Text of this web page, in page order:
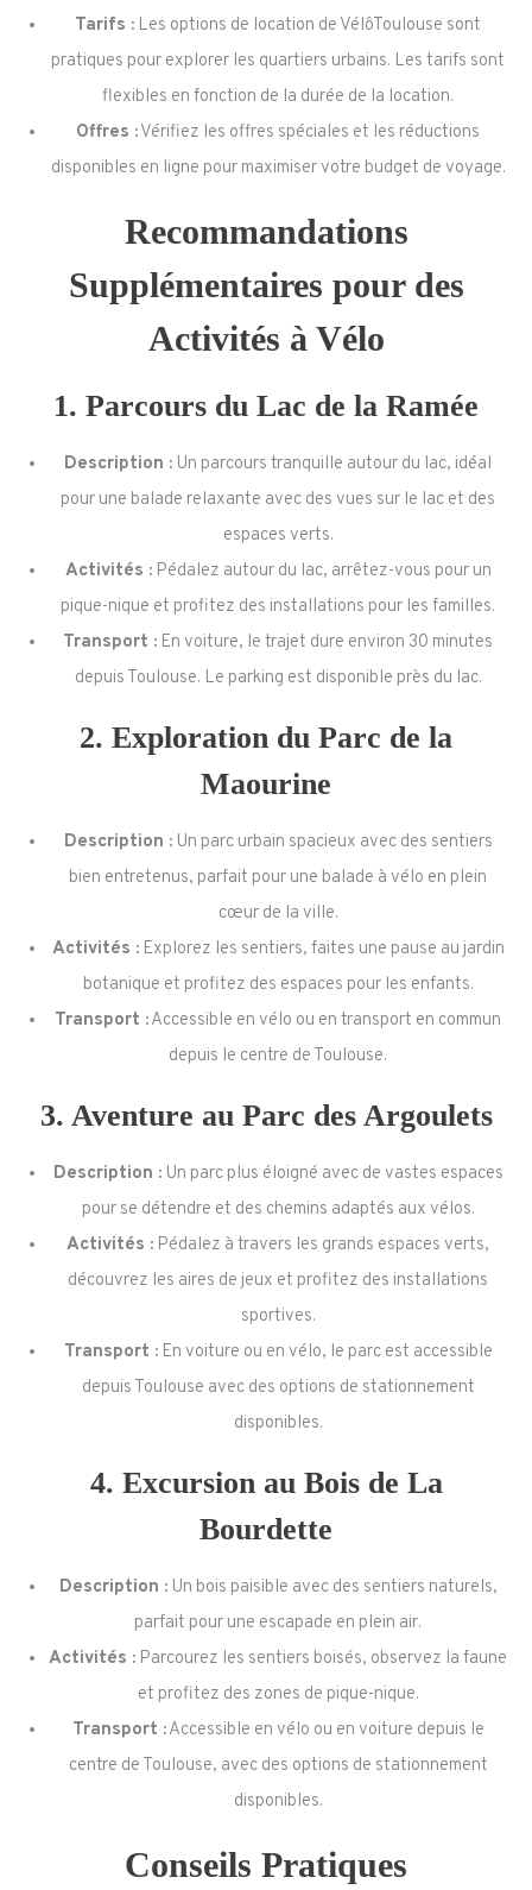
Tarifs : Les options de location de VélôToulouse sont
pratiques pour explorer les quartiers urbains. Les tarifs sont
flexibles en fonction de la durée de la location.
Offres :Vérifiez les offres spéciales et les réductions
disponibles en ligne pour maximiser votre budget de voyage.
Recommandations
Supplémentaires pour des
Activités à Vélo
1. Parcours du Lac de la Ramée
Description : Un parcours tranquille autour du lac, idéal
pour une balade relaxante avec des vues sur le lac et des
espaces verts.
Activités :Pédalez autour du lac, arrêtez-vous pour un
pique-nique et profitez des installations pour les familles.
Transport : En voiture, le trajet dure environ 30 minutes
depuis Toulouse. Le parking est disponible près du lac.
2. Exploration du Parc de la
Maourine
Description :Un parc urbain spacieux avec des sentiers
bien entretenus, parfait pour une balade à vélo en plein
cœur de la ville.
Activités :Explorez les sentiers, faites une pause au jardin
botanique et profitez des espaces pour les enfants.
Transport :Accessible en vélo ou en transport en commun
depuis le centre de Toulouse.
3. Aventure au Parc des Argoulets
Description :Un parc plus éloigné avec de vastes espaces
pour se détendre et des chemins adaptés aux vélos.
Activités : Pédalez à travers les grands espaces verts,
découvrez les aires de jeux et profitez des installations
sportives.
Transport :En voiture ou en vélo, le parc est accessible
depuis Toulouse avec des options de stationnement
disponibles.
4. Excursion au Bois de La
Bourdette
Description :Un bois paisible avec des sentiers naturels,
parfait pour une escapade en plein air.
Activités : Parcourez les sentiers boisés, observez la faune
et profitez des zones de pique-nique.
Transport :Accessible en vélo ou en voiture depuis le
centre de Toulouse, avec des options de stationnement
disponibles.
Conseils Pratiques